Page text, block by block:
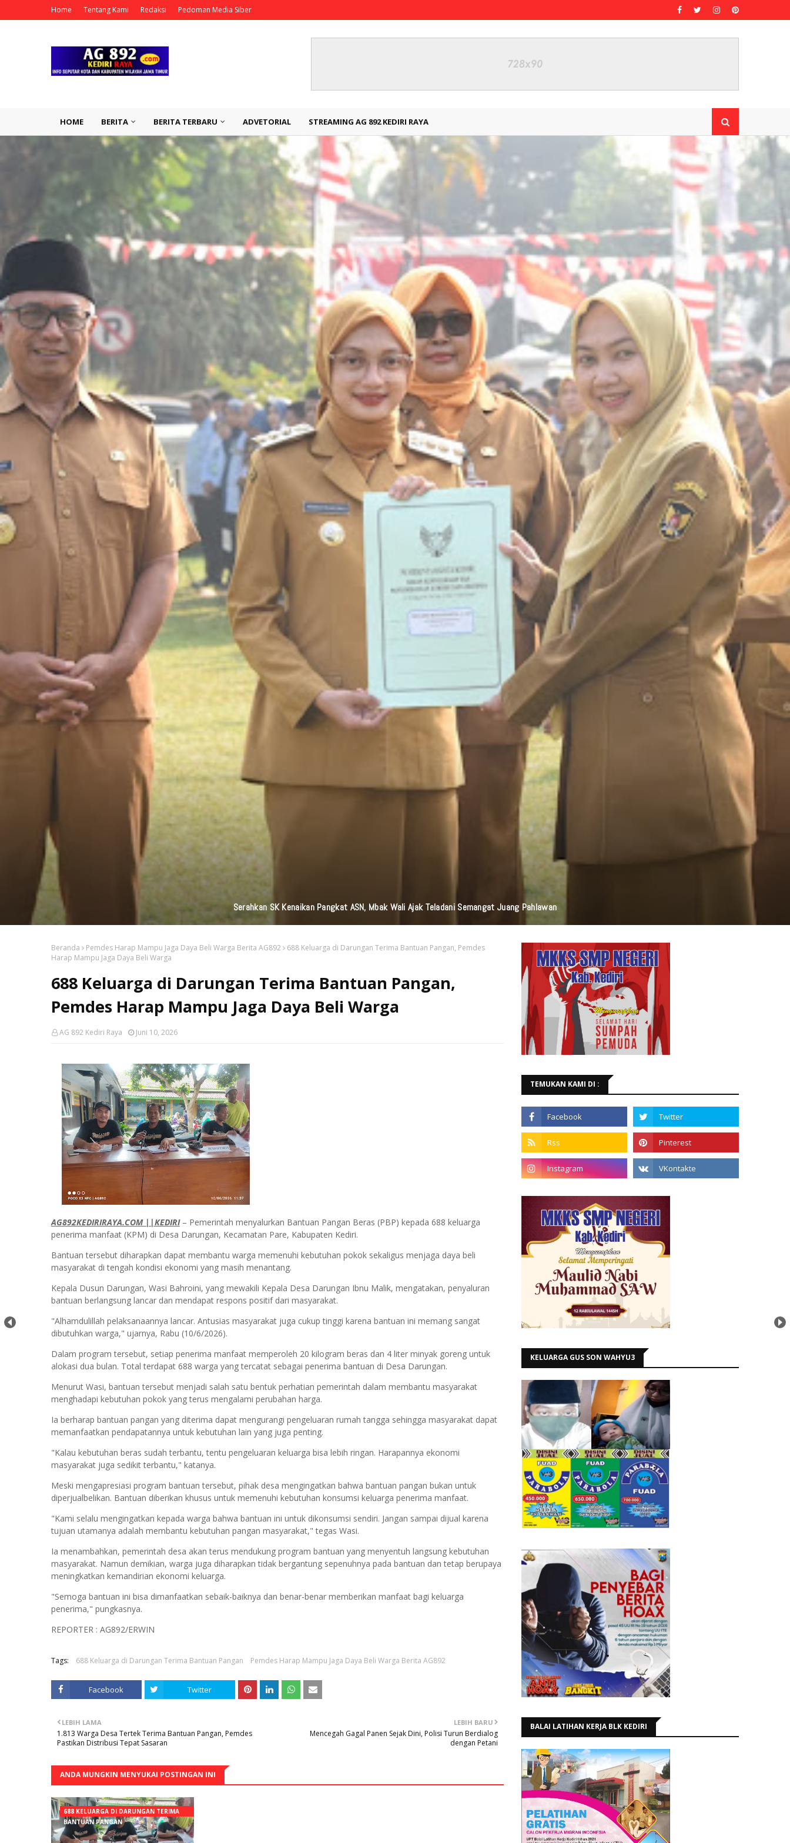
Home Tentang Kami Redaksi Pedoman Media Siber
HOME BERITA BERITA TERBARU ADVETORIAL STREAMING AG 892 KEDIRI RAYA
KAI Daop 7 Madiun Kembali Salurkan Bantuan TJSL Senilai Ratusan Juta Untuk Infrastruktur, Pendidikan, Pelestarian Budaya, Dan Disabilitas
Beranda Pemdes Harap Mampu Jaga Daya Beli Warga Berita AG892
688 Keluarga di Darungan Terima Bantuan Pangan, Pemdes
Harap Mampu Jaga Daya Beli Warga
688 Keluarga di Darungan Terima Bantuan Pangan,
Pemdes Harap Mampu Jaga Daya Beli Warga
AG 892 Kediri Raya Juni 10, 2026
AG892KEDIRIRAYA.COM ||KEDIRI– Pemerintah menyalurkan Bantuan Pangan Beras (PBP) kepada 688 keluarga
penerima manfaat (KPM) di Desa Darungan, Kecamatan Pare, Kabupaten Kediri.
Bantuan tersebut diharapkan dapat membantu warga memenuhi kebutuhan pokok sekaligus menjaga daya beli
masyarakat di tengah kondisi ekonomi yang masih menantang.
Kepala Dusun Darungan, Wasi Bahroini, yang mewakili Kepala Desa Darungan Ibnu Malik, mengatakan, penyaluran
bantuan berlangsung lancar dan mendapat respons positif dari masyarakat.
"Alhamdulillah pelaksanaannya lancar. Antusias masyarakat juga cukup tinggi karena bantuan ini memang sangat
dibutuhkan warga," ujarnya, Rabu (10/6/2026).
Dalam program tersebut, setiap penerima manfaat memperoleh 20 kilogram beras dan 4 liter minyak goreng untuk
alokasi dua bulan. Total terdapat 688 warga yang tercatat sebagai penerima bantuan di Desa Darungan.
Menurut Wasi, bantuan tersebut menjadi salah satu bentuk perhatian pemerintah dalam membantu masyarakat
menghadapi kebutuhan pokok yang terus mengalami perubahan harga.
Ia berharap bantuan pangan yang diterima dapat mengurangi pengeluaran rumah tangga sehingga masyarakat dapat
memanfaatkan pendapatannya untuk kebutuhan lain yang juga penting.
"Kalau kebutuhan beras sudah terbantu, tentu pengeluaran keluarga bisa lebih ringan. Harapannya ekonomi
masyarakat juga sedikit terbantu," katanya.
Meski mengapresiasi program bantuan tersebut, pihak desa mengingatkan bahwa bantuan pangan bukan untuk
diperjualbelikan. Bantuan diberikan khusus untuk memenuhi kebutuhan konsumsi keluarga penerima manfaat.
"Kami selalu mengingatkan kepada warga bahwa bantuan ini untuk dikonsumsi sendiri. Jangan sampai dijual karena
tujuan utamanya adalah membantu kebutuhan pangan masyarakat," tegas Wasi.
Ia menambahkan, pemerintah desa akan terus mendukung program bantuan yang menyentuh langsung kebutuhan
masyarakat. Namun demikian, warga juga diharapkan tidak bergantung sepenuhnya pada bantuan dan tetap berupaya
meningkatkan kemandirian ekonomi keluarga.
"Semoga bantuan ini bisa dimanfaatkan sebaik-baiknya dan benar-benar memberikan manfaat bagi keluarga
penerima," pungkasnya.
REPORTER : AG892/ERWIN
Tags: 688 Keluarga di Darungan Terima Bantuan Pangan Pemdes Harap Mampu Jaga Daya Beli Warga Berita AG892
Facebook Twitter
LEBIH BARU
Mencegah Gagal Panen Sejak Dini, Polisi Turun Berdialog
dengan Petani
LEBIH LAMA
1.813 Warga Desa Tertek Terima Bantuan Pangan, Pemdes
Pastikan Distribusi Tepat Sasaran
ANDA MUNGKIN MENYUKAI POSTINGAN INI
688 KELUARGA DI DARUNGAN TERIMA
BANTUAN PANGAN
TEMUKAN KAMI DI :
KELUARGA GUS SON WAHYU3
BALAI LATIHAN KERJA BLK KEDIRI